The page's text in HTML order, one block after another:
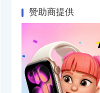
赞助商提供